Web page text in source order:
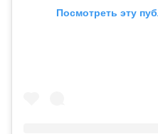
Посмотреть эту